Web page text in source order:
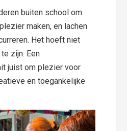
buiten school om
maken, en lachen
Het hoeft niet
zijn. Een
juist om plezier voor
en toegankelijke